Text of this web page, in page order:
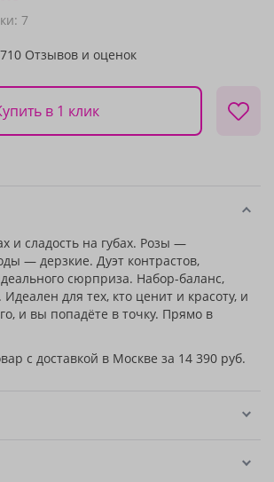
7
710 Отзывов и оценок
в 1 клик
и сладость на губах. Розы —
— дерзкие. Дуэт контрастов,
сюрприза. Набор-баланс,
для тех, кто ценит и красоту, и
и вы попадёте в точку. Прямо в
с доставкой в Москве за 14 390 руб.